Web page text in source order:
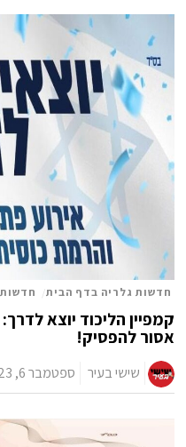
חדשות גלריה בדף הבית
קמפיין הליכוד יוצא
אסור להפסיק!
שישי בעיר ספטמבר 6, 2023